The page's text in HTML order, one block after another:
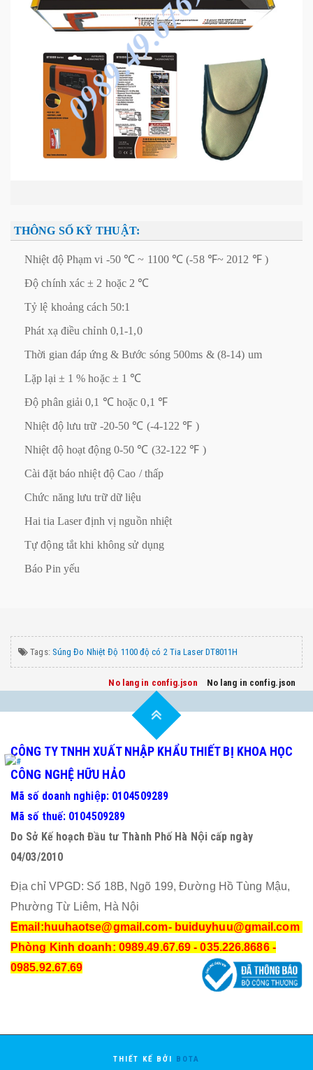
THÔNG SỐ KỸ THUẬT:
Nhiệt độ Phạm vi -50 ℃ ~ 1100 ℃ (-58 ℉~ 2012 ℉ )
Độ chính xác ± 2 hoặc 2 ℃
Tỷ lệ khoảng cách 50:1
Phát xạ điều chỉnh 0,1-1,0
Thời gian đáp ứng & Bước sóng 500ms & (8-14) um
Lặp lại ± 1 % hoặc ± 1 ℃
Độ phân giải 0,1 ℃ hoặc 0,1 ℉
Nhiệt độ lưu trữ -20-50 ℃ (-4-122 ℉ )
Nhiệt độ hoạt động 0-50 ℃ (32-122 ℉ )
Cài đặt báo nhiệt độ Cao / thấp
Chức năng lưu trữ dữ liệu
Hai tia Laser định vị nguồn nhiệt
Tự động tắt khi không sử dụng
Báo Pin yếu
Tags: Súng Đo Nhiệt Độ 1100 độ có 2 Tia Laser DT8011H
No lang in config.json No lang in config.json
CÔNG TY TNHH XUẤT NHẬP KHẨU THIẾT BỊ KHOA HỌC
CÔNG NGHỆ HỮU HẢO
Mã số doanh nghiệp: 0104509289
Mã số thuế: 0104509289
Do Sở Kế hoạch Đầu tư Thành Phố Hà Nội cấp ngày
04/03/2010
Địa chỉ VPGD: Số 18B, Ngõ 199, Đường Hồ Tùng Mậu,
Phường Từ Liêm, Hà Nội
Email:huuhaotse@gmail.com- buiduyhuu@gmail.com
Phòng Kinh doanh: 0989.49.67.69 - 035.226.8686 -
0985.92.67.69
THIẾT KẾ BỞI BOTA